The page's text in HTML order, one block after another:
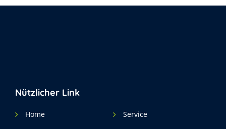
Nützlicher Link
Home Service